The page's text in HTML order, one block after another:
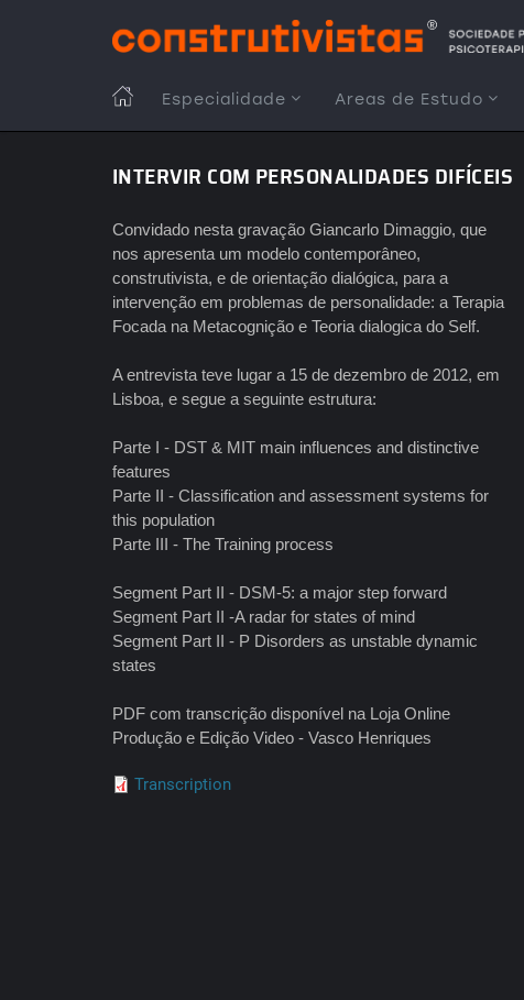
MAIN
NAVIGATION
Especialidade Areas de Estudo
INTERVIR COM PERSONALIDADES DIFÍCEIS
Convidado nesta gravação Giancarlo Dimaggio, que
nos apresenta um modelo contemporâneo,
construtivista, e de orientação dialógica, para a
intervenção em problemas de personalidade: a Terapia
Focada na Metacognição e Teoria dialogica do Self.
A entrevista teve lugar a 15 de dezembro de 2012, em
Lisboa, e segue a seguinte estrutura:
Parte I - DST & MIT main influences and distinctive
features
Parte II - Classification and assessment systems for
this population
Parte III - The Training process
Segment Part II - DSM-5: a major step forward
Segment Part II -A radar for states of mind
Segment Part II - P Disorders as unstable dynamic
states
PDF com transcrição disponível na Loja Online
Produção e Edição Video - Vasco Henriques
Transcription